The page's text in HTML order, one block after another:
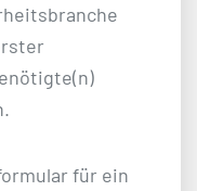
für ein